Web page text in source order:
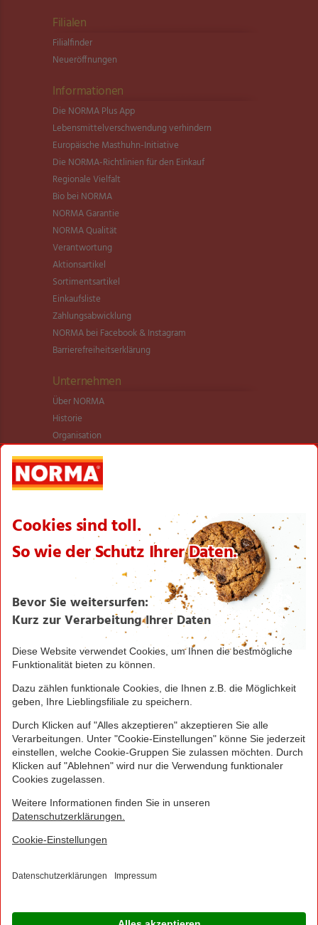
Filialen
Filialfinder
Neueröffnungen
Informationen
Die NORMA Plus App
Lebensmittel­verschwendung verhindern
Europäische Masthuhn-Initiative
Die NORMA-Richtlinien für den Einkauf
Regionale Vielfalt
Bio bei NORMA
NORMA Garantie
NORMA Qualität
Verantwortung
Aktionsartikel
Sortimentsartikel
Einkaufsliste
Zahlungsabwicklung
NORMA bei Facebook & Instagram
Barrierefreiheitserklärung
Unternehmen
Über NORMA
Historie
Organisation
International
Logistik
Filialnetz
Karriere
Verantwortung/CSR
NORMA News
Seite drucken
Nach oben
Greifen Sie schnell zu! Alle angegebenen Preise in
Irrtümer durch Schreib-, Programmier- und
Datenübertragungsfehler sind vorbehalten.
© 2016 - 2026 NORMA Lebensmittelfilialbetrieb
Stiftung & Co. KG
Sitemap Kontakt
Barrierefreiheitserklärung Compliance
Jetzt Ihre NORMA Filiale auswählen und noch
mehr Angebote entdecken!